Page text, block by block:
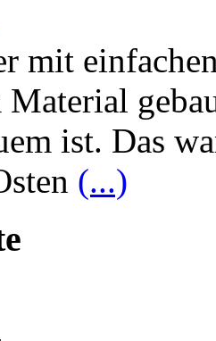
mit
ist. Das
(...)